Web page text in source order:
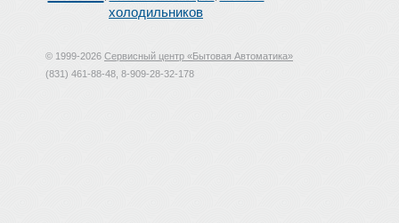
холодильников
© 1999-2026 Сервисный центр «Бытовая Автоматика»
(831) 461-88-48, 8-909-28-32-178